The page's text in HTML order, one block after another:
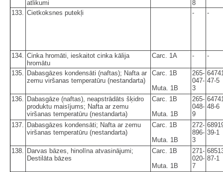
atlikumi
8
133. Cietkoksnes putekļi - -
134.
Cinka hromāti, ieskaitot cinka kālija
hromātu
Carc. 1A - -
135.
Dabasgāzes kondensāti (naftas); Nafta ar
zemu viršanas temperatūru (nestandarta)
Carc. 1B
Muta. 1B
265-
047-
3
47-5
136.
Dabasgāze (naftas), neapstrādāts šķidro
produktu maisījums; Nafta ar zemu
viršanas temperatūru (nestandarta)
Carc. 1B
Muta. 1B
265-
048-
9
48-6
137.
Dabasgāzes kondensāti; Nafta ar zemu
viršanas temperatūru (nestandarta)
Carc. 1B
Muta. 1B
272-
896-
3
39-1
138.
Darvas bāzes, hinolīna atvasinājumi;
Destilāta bāzes
Carc. 1B
Muta. 1B
271-
020-
7
87-1